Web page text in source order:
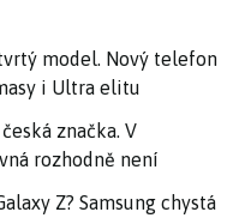
model. Nový telefon
i Ultra elitu
značka. V
rozhodně není
Z? Samsung chystá